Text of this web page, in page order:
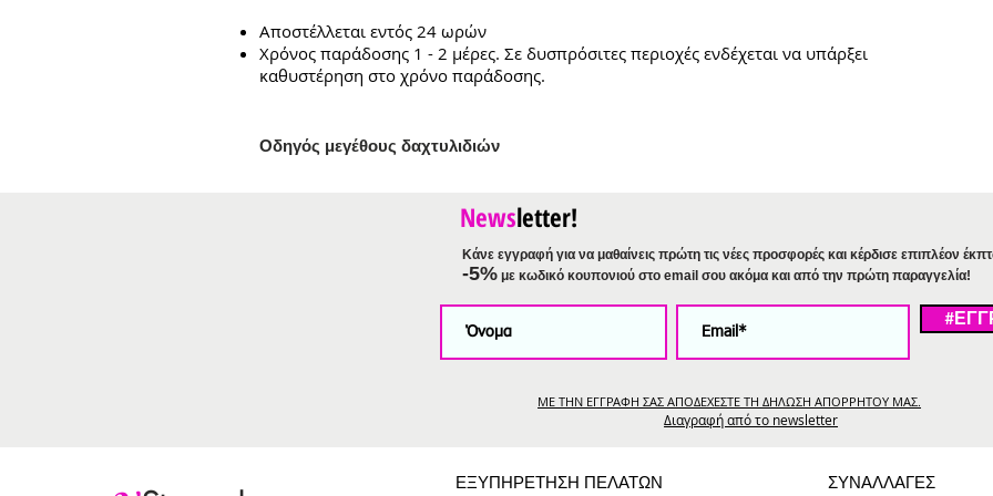
Αποστέλλεται εντός 24 ωρών
Χρόνος παράδοσης 1 - 2 μέρες. Σε δυσπρόσιτες περιοχές ενδέχεται να υπάρξει
καθυστέρηση στο χρόνο παράδοσης.
Οδηγός μεγέθους δαχτυλιδιών
Newsletter!
Κάνε εγγραφή για να μαθαίνεις πρώτη τις νέες προσφορές και κέρδισε επιπλέον
-5% με κωδικό κουπονιού στο email σου ακόμα και από την πρώτη παραγγελία!
ΜΕ ΤΗΝ ΕΓΓΡΑΦΗ ΣΑΣ ΑΠΟΔΕΧΕΣΤΕ ΤΗ ΔΗΛΩΣΗ ΑΠΟΡΡΗΤΟΥ ΜΑΣ.
Διαγραφή από το newsletter
ΕΞΥΠΗΡΕΤΗΣΗ ΠΕΛΑΤΩΝ ΣΥΝΑΛΛΑΓΕΣ